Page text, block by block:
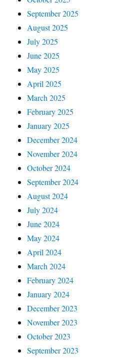
September 2025
August 2025
July 2025
June 2025
May 2025
April 2025
March 2025
February 2025
January 2025
December 2024
November 2024
October 2024
September 2024
August 2024
July 2024
June 2024
May 2024
April 2024
March 2024
February 2024
January 2024
December 2023
November 2023
October 2023
September 2023